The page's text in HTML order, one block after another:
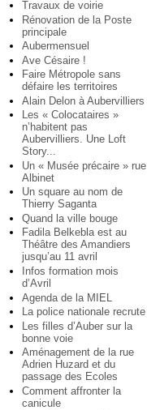
Travaux de voirie
Rénovation de la Poste
principale
Aubermensuel
Ave Césaire !
Faire Métropole sans
défaire les territoires
Alain Delon à Aubervilliers
Les « Colocataires »
n’habitent pas
Aubervilliers. Une Loft
Story...
Un « Musée précaire » rue
Albinet
Un square au nom de
Thierry Saganta
Quand la ville bouge
Fadila Belkebla est au
Théâtre des Amandiers
jusqu’au 11 avril
Infos formation mois
d’Avril
Agenda de la MIEL
La police nationale recrute
Les filles d’Auber sur la
bonne voie
Aménagement de la rue
Adrien Huzard et du
passage des Ecoles
Comment affronter la
canicule